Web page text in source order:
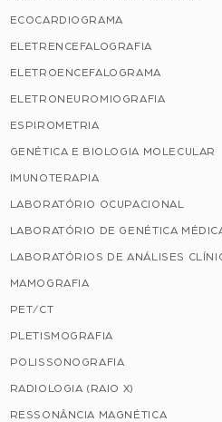
ECOCARDIOGRAMA
ELETRENCEFALOGRAFIA
ELETROENCEFALOGRAMA
ELETRONEUROMIOGRAFIA
ESPIROMETRIA
GENÉTICA E BIOLOGIA MOLECULAR
IMUNOTERAPIA
LABORATÓRIO OCUPACIONAL
LABORATÓRIO DE GENÉTICA
LABORATÓRIOS DE ANÁLISES
MAMOGRAFIA
PET/CT
PLETISMOGRAFIA
POLISSONOGRAFIA
RADIOLOGIA (RAIO X)
RESSONÂNCIA MAGNÉTICA